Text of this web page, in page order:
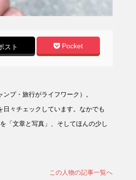
スト Pocket
プ・旅行がライフワーク）。
々チェックしています。なかでも
「文章と写真」、そしてほんの少し
この人物の記事一覧へ